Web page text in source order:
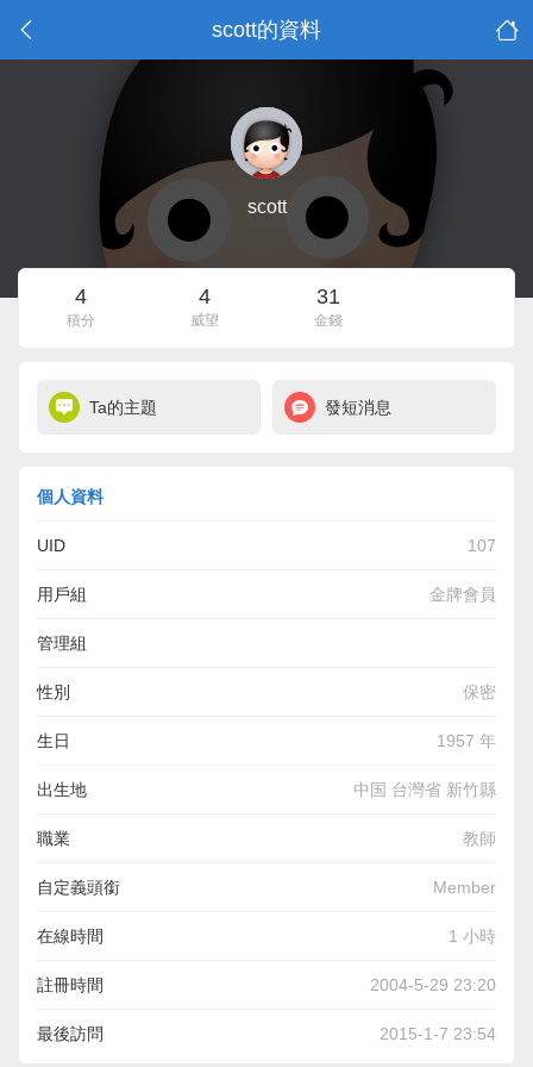
scott的資料
scott
4
積分
4
威望
31
金錢
Ta的主題 發短消息
個人資料
UID 107
用戶組 金牌會員
管理組
性別 保密
生日 1957 年
出生地 中国 台灣省 新竹縣
職業 教師
自定義頭銜 Member
在線時間 1 小時
註冊時間 2004-5-29 23:20
最後訪問 2015-1-7 23:54